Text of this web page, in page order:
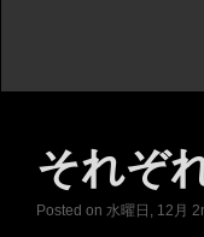
それぞ
Posted on 水曜日, 12月